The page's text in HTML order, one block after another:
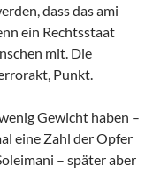
dass das ami
ein Rechtsstaat
mit. Die
Punkt.
Gewicht haben –
eine Zahl der Opfer
– später aber